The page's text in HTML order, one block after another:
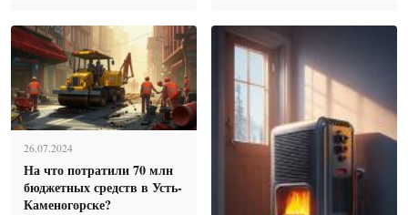
26.07.2024
На что потратили 70 млн
бюджетных средств в Усть-
Каменогорске?